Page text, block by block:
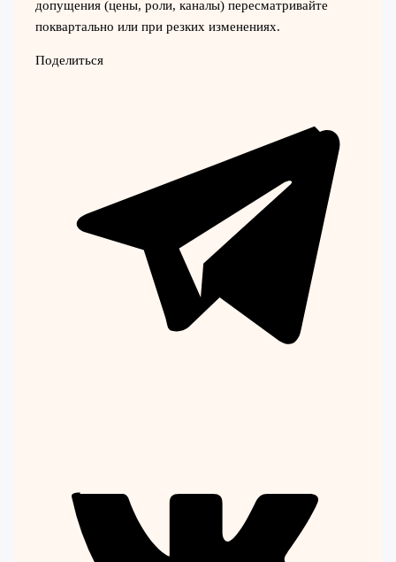
допущения (цены, роли, каналы) пересматривайте
поквартально или при резких изменениях.
Поделиться